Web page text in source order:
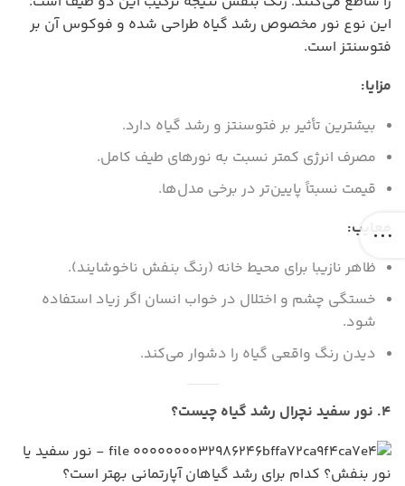
این نوع نور مخصوص رشد گیاه طراحی شده و فوکوس آن بر
فتوسنتز است.
مزایا:
بیشترین تأثیر بر فتوسنتز و رشد گیاه دارد.
مصرف انرژی کمتر نسبت به نورهای طیف کامل.
قیمت نسبتاً پایین‌تر در برخی مدل‌ها.
معایب:
ظاهر نازیبا برای محیط خانه (رنگ بنفش ناخوشایند).
خستگی چشم و اختلال در خواب انسان اگر زیاد استفاده
شود.
دیدن رنگ واقعی گیاه را دشوار می‌کند.
۴. نور سفید نچرال رشد گیاه چیست؟